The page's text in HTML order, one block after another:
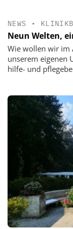
NEWS •
Neun Welten,
Wie wollen wir im
unserem eigenen
hilfe- und